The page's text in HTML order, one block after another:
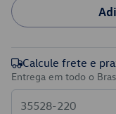
Calcule frete e
Entrega em todo o